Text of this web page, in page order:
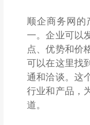
顺企商务网的
一。企业可以
点、优势和价
可以在这里找
通和洽谈。这
行业和产品，
道。